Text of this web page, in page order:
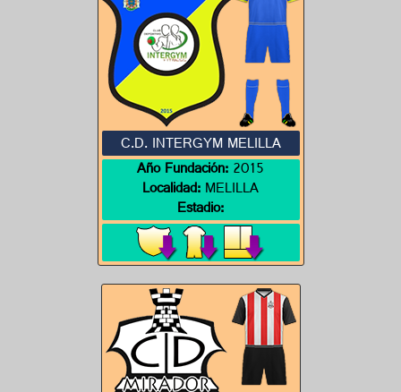
C.D. INTERGYM MELILLA
Año Fundación:2015
Localidad:MELILLA
Estadio: